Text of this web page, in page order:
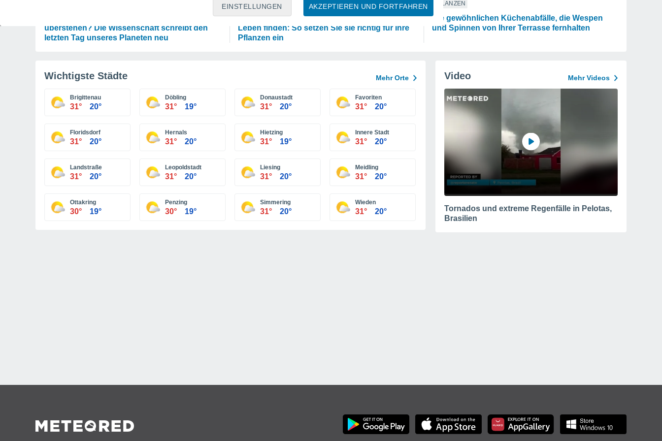
AKZEPTIEREN UND FORTFAHREN
EINSTELLUNGEN
überstehen? Die Wissenschaft schreibt den
letzten Tag unseres Planeten neu
PFLANZEN
Eierschalen können in Ihrem Garten ein zweites
Leben finden: So setzen Sie sie richtig für Ihre
Pflanzen ein
PFLANZEN
Die gewöhnlichen Küchenabfälle, die Wespen
und Spinnen von Ihrer Terrasse fernhalten
Wichtigste Städte Mehr Orte
Brigittenau
31° 20°
Döbling
31° 19°
Donaustadt
31° 20°
Favoriten
31° 20°
Floridsdorf
31° 20°
Hernals
31° 20°
Hietzing
31° 19°
Innere Stadt
31° 20°
Landstraße
31° 20°
Leopoldstadt
31° 20°
Liesing
31° 20°
Meidling
31° 20°
Ottakring
30° 19°
Penzing
30° 19°
Simmering
31° 20°
Wieden
31° 20°
Video Mehr Videos
Tornados und extreme Regenfälle in Pelotas,
Brasilien